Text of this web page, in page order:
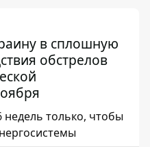
в сплошную
обстрелов
только, чтобы